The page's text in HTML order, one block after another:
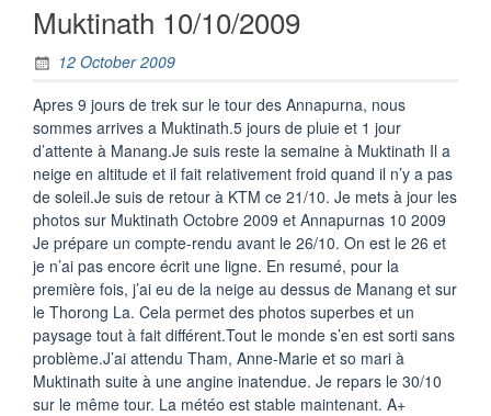
Muktinath 10/10/2009
12 October 2009
Apres 9 jours de trek sur le tour des Annapurna, nous
sommes arrives a Muktinath.5 jours de pluie et 1 jour
d’attente à Manang.Je suis reste la semaine à Muktinath Il a
neige en altitude et il fait relativement froid quand il n’y a pas
de soleil.Je suis de retour à KTM ce 21/10. Je mets à jour les
photos sur Muktinath Octobre 2009 et Annapurnas 10 2009
Je prépare un compte-rendu avant le 26/10. On est le 26 et
je n’ai pas encore écrit une ligne. En resumé, pour la
première fois, j’ai eu de la neige au dessus de Manang et sur
le Thorong La. Cela permet des photos superbes et un
paysage tout à fait différent.Tout le monde s’en est sorti sans
problème.J’ai attendu Tham, Anne-Marie et so mari à
Muktinath suite à une angine inatendue. Je repars le 30/10
sur le même tour. La météo est stable maintenant. A+